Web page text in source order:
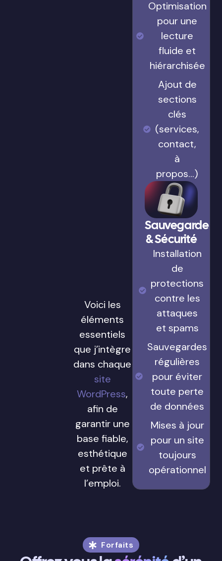
Voici les
éléments
essentiels
que j’intègre
dans chaque
site
WordPress,
afin de
garantir une
base fiable,
esthétique
et prête à
l’emploi.
Optimisation
pour une
lecture
fluide et
hiérarchisée
Ajout de
sections
clés
(services,
contact,
à
propos…)
Sauvegarde
& Sécurité
Installation
de
protections
contre les
attaques
et spams
Sauvegardes
régulières
pour éviter
toute perte
de données
Mises à jour
pour un site
toujours
opérationnel
Forfaits